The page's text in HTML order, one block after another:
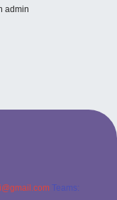
admin
Teams: